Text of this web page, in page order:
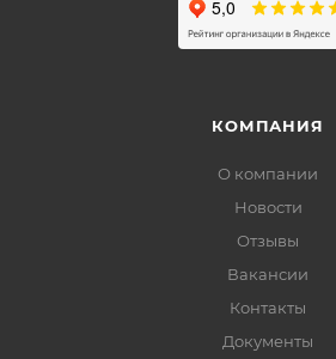
КОМПАНИЯ
О компании
Новости
Отзывы
Вакансии
Контакты
Документы